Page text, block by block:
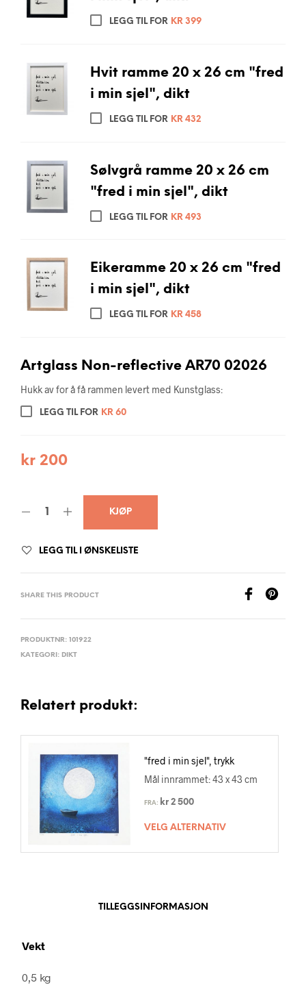
LEGG TIL FOR KR399
Hvit ramme 20 x 26 cm "fred
i min sjel", dikt
LEGG TIL FOR KR432
Sølvgrå ramme 20 x 26 cm
"fred i min sjel", dikt
LEGG TIL FOR KR 493
Eikeramme 20 x 26 cm "fred
i min sjel", dikt
LEGG TIL FOR KR458
Artglass Non-reflective AR70 02026
Hukk av for å få rammen levert med Kunstglass:
LEGG TIL FOR KR 60
kr 200
KJØP
LEGG TIL I ØNSKELISTE
SHARE THIS PRODUCT
PRODUKTNR: 101922
KATEGORI: DIKT
Relatert produkt:
"fred i min sjel", trykk
Mål innrammet: 43 x 43 cm
FRA: kr 2 500
VELG ALTERNATIV
TILLEGGSINFORMASJON
Vekt
0,5 kg